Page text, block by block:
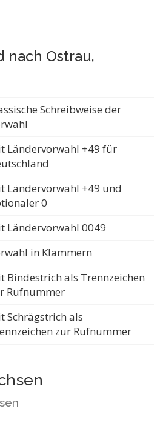
nach Ostrau,
Schreibweise der
Ländervorwahl +49 für
Ländervorwahl +49 und
0
Ländervorwahl 0049
in Klammern
Bindestrich als Trennzeichen
Rufnummer
Schrägstrich als
zur Rufnummer